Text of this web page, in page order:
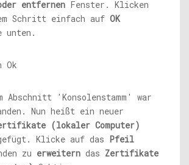
entfernen Fenster. Klicken
Schritt einfach auf OK
unten.
Abschnitt 'Konsolenstamm' war
Nun heißt ein neuer
(lokaler Computer)
Klicke auf das Pfeil
zu erweitern das Zertifikate